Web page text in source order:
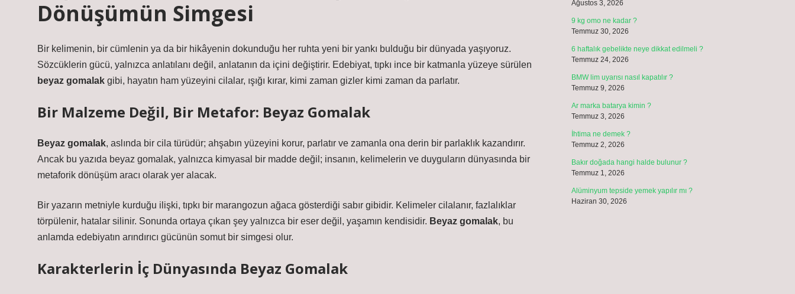
Dönüşümün Simgesi
Bir kelimenin, bir cümlenin ya da bir hikâyenin dokunduğu her ruhta yeni bir yankı bulduğu bir dünyada yaşıyoruz.
Sözcüklerin gücü, yalnızca anlatılanı değil, anlatanın da içini değiştirir. Edebiyat, tıpkı ince bir katmanla yüzeye sürülen
beyaz gomalak gibi, hayatın ham yüzeyini cilalar, ışığı kırar, kimi zaman gizler kimi zaman da parlatır.
Bir Malzeme Değil, Bir Metafor: Beyaz Gomalak
Beyaz gomalak, aslında bir cila türüdür; ahşabın yüzeyini korur, parlatır ve zamanla ona derin bir parlaklık kazandırır.
Ancak bu yazıda beyaz gomalak, yalnızca kimyasal bir madde değil; insanın, kelimelerin ve duyguların dünyasında bir
metaforik dönüşüm aracı olarak yer alacak.
Bir yazarın metniyle kurduğu ilişki, tıpkı bir marangozun ağaca gösterdiği sabır gibidir. Kelimeler cilalanır, fazlalıklar
törpülenir, hatalar silinir. Sonunda ortaya çıkan şey yalnızca bir eser değil, yaşamın kendisidir. Beyaz gomalak, bu
anlamda edebiyatın arındırıcı gücünün somut bir simgesi olur.
Karakterlerin İç Dünyasında Beyaz Gomalak
Ağustos 3, 2026
9 kg omo ne kadar ?
Temmuz 30, 2026
6 haftalık gebelikte neye dikkat edilmeli ?
Temmuz 24, 2026
BMW lim uyarısı nasıl kapatılır ?
Temmuz 9, 2026
Ar marka batarya kimin ?
Temmuz 3, 2026
İhtima ne demek ?
Temmuz 2, 2026
Bakır doğada hangi halde bulunur ?
Temmuz 1, 2026
Alüminyum tepside yemek yapılır mı ?
Haziran 30, 2026